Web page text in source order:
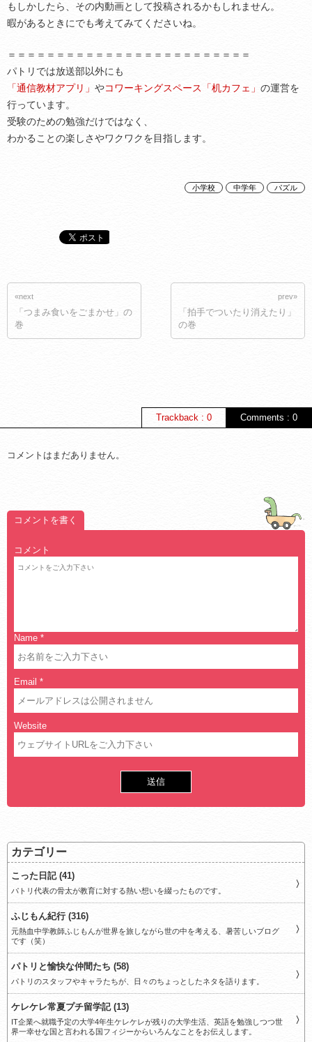
もしかしたら、その内動画として投稿されるかもしれません。
暇があるときにでも考えてみてくださいね。
＝＝＝＝＝＝＝＝＝＝＝＝＝＝＝＝＝＝＝＝＝＝＝＝＝
パトリでは放送部以外にも
「通信教材アプリ」 やコワーキングスペース「机カフェ」 の運営を
行っています。
受験のための勉強だけではなく、
わかることの楽しさやワクワクを目指します。
小学校 中学年 パズル
«next
「つまみ食いをごまかせ」の
巻
prev»
「拍手でついたり消えたり」
の巻
Comments : 0
Trackback : 0
コメントはまだありません。
コメントを書く
コメント
Name *
Email *
Website
カテゴリー
こった日記 (41)
パトリ代表の骨太が教育に対する熱い想いを綴ったものです。
ふじもん紀行 (316)
元熱血中学教師ふじもんが世界を旅しながら世の中を考える、暑苦しいブログ
です（笑）
パトリと愉快な仲間たち (58)
パトリのスタッフやキャラたちが、日々のちょっとしたネタを語ります。
ケレケレ常夏プチ留学記 (13)
IT企業へ就職予定の大学4年生ケレケレが残りの大学生活、英語を勉強しつつ世
界一幸せな国と言われる国フィジーからいろんなことをお伝えします。